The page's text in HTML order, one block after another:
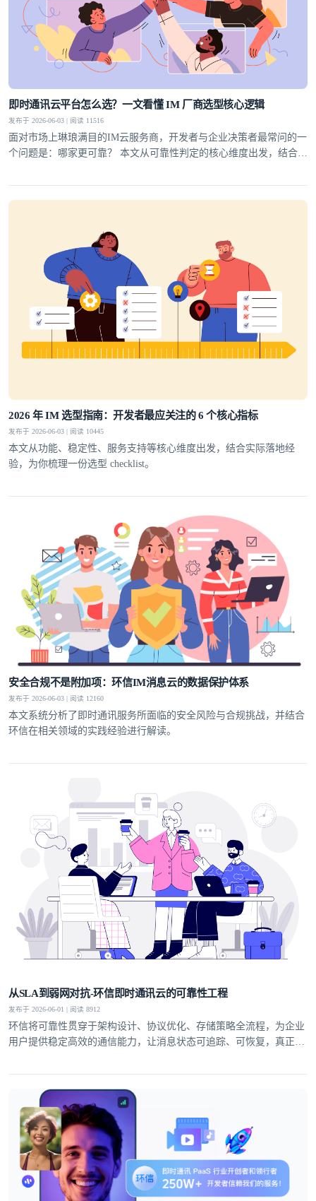
即时通讯云平台怎么选？一文看懂 IM 厂商选型核心逻辑
发布于 2026-06-03 | 阅读 11516
面对市场上琳琅满目的IM云服务商，开发者与企业决策者最常问的一
个问题是：哪家更可靠？ 本文从可靠性判定的核心维度出发，结合行
2026 年 IM 选型指南：开发者最应关注的 6 个核心指标
发布于 2026-06-03 | 阅读 10445
本文从功能、稳定性、服务支持等核心维度出发，结合实际落地经
验，为你梳理一份选型 checklist。
安全合规不是附加项：环信IM消息云的数据保护体系
发布于 2026-06-03 | 阅读 12160
本文系统分析了即时通讯服务所面临的安全风险与合规挑战，并结合
环信在相关领域的实践经验进行解读。
从SLA到弱网对抗-环信即时通讯云的可靠性工程
发布于 2026-06-01 | 阅读 8912
环信将可靠性贯穿于架构设计、协议优化、存储策略全流程，为企业
用户提供稳定高效的通信能力，让消息状态可追踪、可恢复，真正实